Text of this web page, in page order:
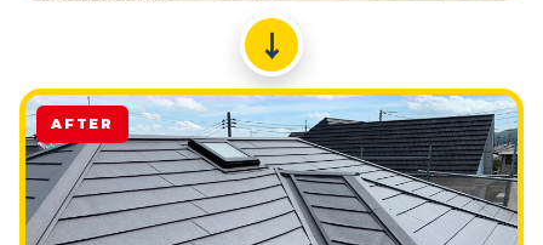
↓
AFTER